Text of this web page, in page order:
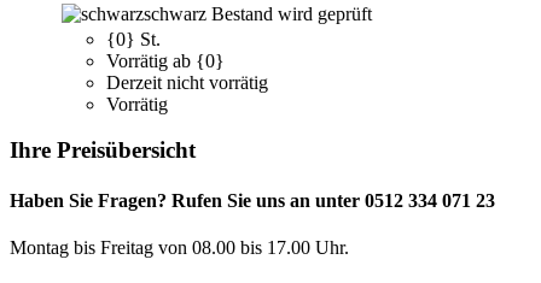
schwarz Bestand wird geprüft
{0} St.
Vorrätig ab {0}
Derzeit nicht vorrätig
Vorrätig
Ihre Preisübersicht
Haben Sie Fragen? Rufen Sie uns an unter 0512 334 071 23
Montag bis Freitag von 08.00 bis 17.00 Uhr.